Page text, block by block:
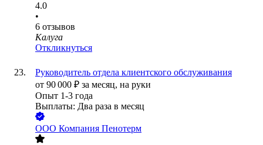
4.0
•
6 отзывов
Калуга
Откликнуться
Руководитель отдела клиентского обслуживания
от 90 000 ₽ за месяц, на руки
Опыт 1-3 года
Выплаты: Два раза в месяц
ООО Компания Пенотерм